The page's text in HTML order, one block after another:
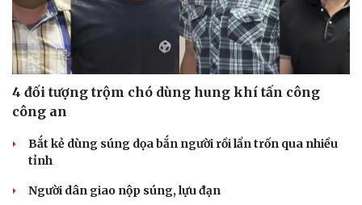
4 đối tượng trộm chó dùng hung khí tấn công
công an
Bắt kẻ dùng súng dọa bắn người rồi lẩn trốn qua nhiều
tỉnh
Người dân giao nộp súng, lựu đạn